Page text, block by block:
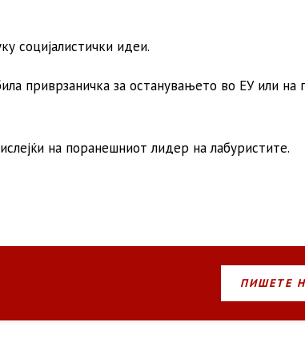
социјалистички идеи.
приврзаничка за останувањето во ЕУ или на
на поранешниот лидер на лабуристите.
ПИШЕТЕ